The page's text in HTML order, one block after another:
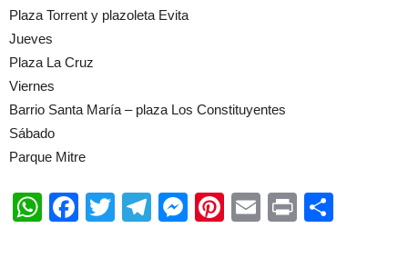
Plaza Torrent y plazoleta Evita
Jueves
Plaza La Cruz
Viernes
Barrio Santa María – plaza Los Constituyentes
Sábado
Parque Mitre
WhatsApp
Facebook
TwitterTelegram
Messenger
Pinterest
EmailPrint